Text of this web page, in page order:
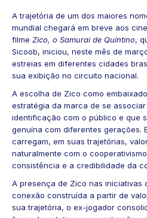
A trajetória de um dos maiores
mundial chegará em breve aos
filme Zico, o Samurai de Quintino,
Sicoob, iniciou, neste mês de
estreias em diferentes cidades
sua exibição no circuito nacional.
A escolha de Zico como
estratégia da marca de se
identificação com o público e que
genuína com diferentes gerações.
carregam, em suas trajetórias,
naturalmente com o
consistência e a credibilidade da
A presença de Zico nas iniciativas
conexão construída a partir de
sua trajetória, o ex-jogador